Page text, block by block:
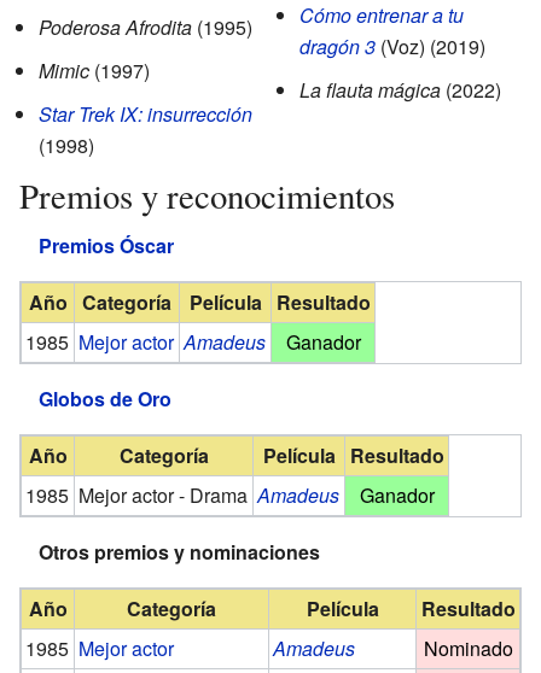
Poderosa Afrodita (1995)
Mimic (1997)
Star Trek IX: insurrección
(1998)
Cómo entrenar a tu
dragón 3 (Voz) (2019)
La flauta mágica (2022)
Premios y reconocimientos
Premios Óscar
Año Categoría Película Resultado
1985 Mejor actor Amadeus Ganador
Globos de Oro
Año Categoría Película Resultado
1985 Mejor actor - Drama Amadeus Ganador
Otros premios y nominaciones
Año Categoría Película
Resultado
1985 Mejor actor Amadeus
Nominado